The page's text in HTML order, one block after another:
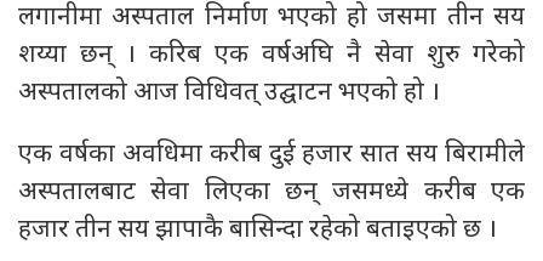
लगानीमा अस्पताल निर्माण भएको हो जसमा तीन सय
शय्या छन् । करिब एक वर्षअघि नै सेवा शुरु गरेको
अस्पतालको आज विधिवत् उद्घाटन भएको हो ।
एक वर्षका अवधिमा करीब दुई हजार सात सय बिरामीले
अस्पतालबाट सेवा लिएका छन् जसमध्ये करीब एक
हजार तीन सय झापाकै बासिन्दा रहेको बताइएको छ ।